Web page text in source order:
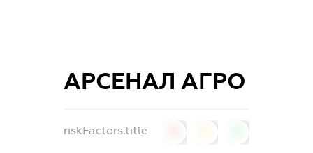
АРСЕНАЛ АГРО
riskFactors.title